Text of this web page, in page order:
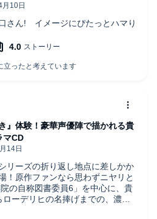
さん! イメージにぴたっとハマり
リーズの折り返し地点に差しかか
！原作ファンなら思わずニヤリと
の自称図書委員6」を中心に、貴
ーデリヒの名捧げまでの、濃密
まっています。
』体験！豪華声優陣で描かれる貴
マCD